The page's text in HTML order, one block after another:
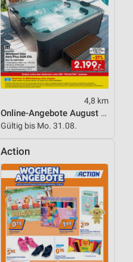
4,8 km
Online-Angebote August 2026
Gültig bis Mo. 31.08.
Action